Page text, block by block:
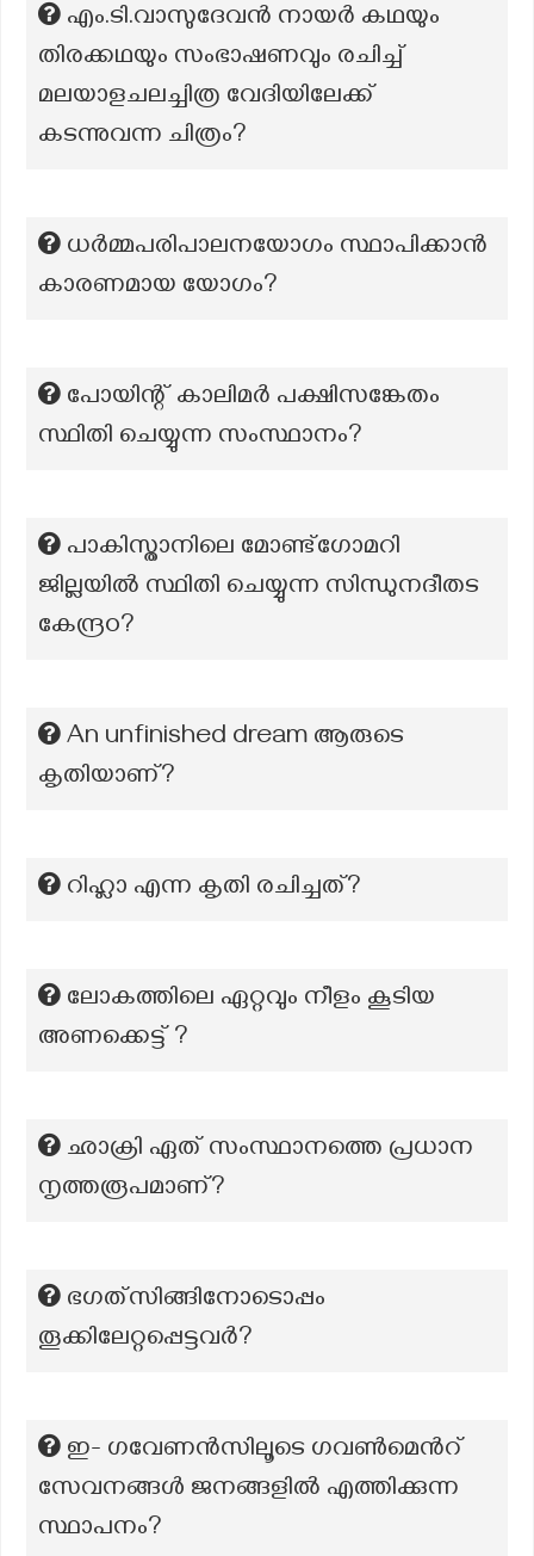
എം.ടി.വാസുദേവന്‍ നായര്‍ കഥയും
തിരക്കഥയും സംഭാഷണവും രചിച്ച്
മലയാളചലച്ചിത്ര വേദിയിലേക്ക്
കടന്നുവന്ന ചിത്രം?
ധർമ്മപരിപാലനയോഗം സ്ഥാപിക്കാന്‍
കാരണമായ യോഗം?
പോയിന്റ് കാലിമർ പക്ഷിസങ്കേതം
സ്ഥിതി ചെയ്യുന്ന സംസ്ഥാനം?
പാകിസ്താനിലെ മോണ്ട്ഗോമറി
ജില്ലയിൽ സ്ഥിതി ചെയ്യുന്ന സിന്ധുനദീതട
കേന്ദ്രo?
An unfinished dream ആരുടെ
കൃതിയാണ്?
റിഹ്ലാ എന്ന കൃതി രചിച്ചത്?
ലോകത്തിലെ ഏറ്റവും നീളം കൂടിയ
അണക്കെട്ട് ?
ഛാക്രി ഏത് സംസ്ഥാനത്തെ പ്രധാന
നൃത്തരൂപമാണ്?
ഭഗത്‌സിങ്ങിനോടൊപ്പം
തൂക്കിലേറ്റപ്പെട്ടവർ?
ഇ- ഗവേണൻസിലൂടെ ഗവൺമെൻറ്
സേവനങ്ങൾ ജനങ്ങളിൽ എത്തിക്കുന്ന
സ്ഥാപനം?